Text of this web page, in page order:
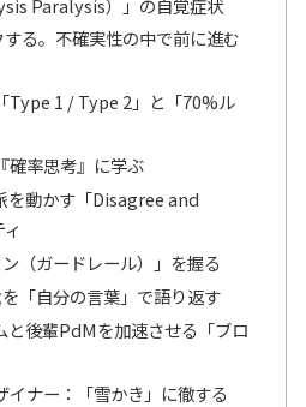
する。不確実性の中で前に進む
Type 1 / Type 2」と「70%ル
確率思考』に学ぶ
を動かす「Disagree and
（ガードレール）」を握る
「自分の言葉」で語り返す
と後輩PdMを加速させる「ブロ
イナー：「雪かき」に徹する